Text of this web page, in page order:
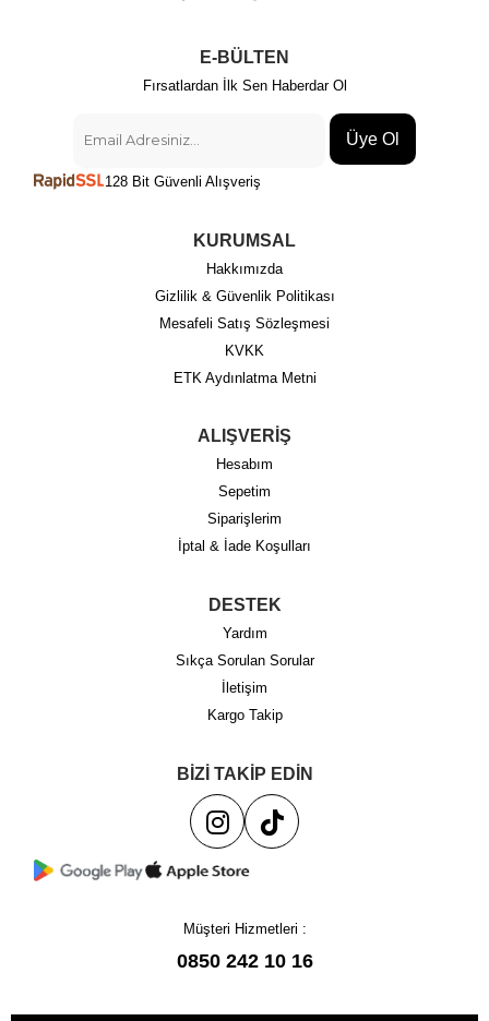
E-BÜLTEN
Fırsatlardan İlk Sen Haberdar Ol
Üye Ol
128 Bit Güvenli Alışveriş
KURUMSAL
Hakkımızda
Gizlilik & Güvenlik Politikası
Mesafeli Satış Sözleşmesi
KVKK
ETK Aydınlatma Metni
ALIŞVERİŞ
Hesabım
Sepetim
Siparişlerim
İptal & İade Koşulları
DESTEK
Yardım
Sıkça Sorulan Sorular
İletişim
Kargo Takip
BİZİ TAKİP EDİN
Müşteri Hizmetleri :
0850 242 10 16